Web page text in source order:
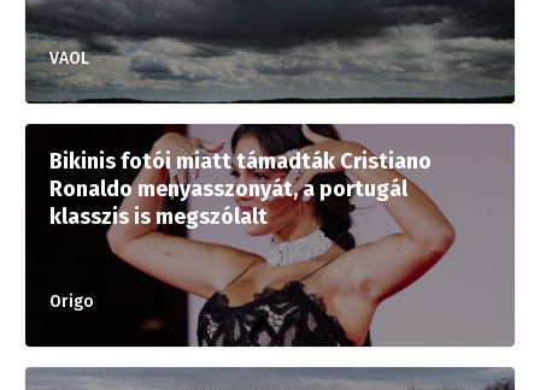
VAOL
Bikinis fotói miatt támadták Cristiano
Ronaldo menyasszonyát, a portugál
klasszis is megszólalt
Origo